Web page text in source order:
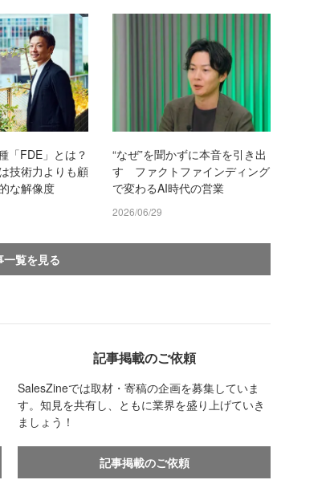
「FDE」とは？
技術力よりも顧
な解像度
“なぜ”を聞かずに本音を引き出
す ファクトファインディング
で変わるAI時代の営業
2026/06/29
一覧を見る
記事掲載のご依頼
SalesZineでは取材・寄稿の企画を募集していま
す。知見を共有し、ともに業界を盛り上げていき
ましょう！
記事掲載のご依頼